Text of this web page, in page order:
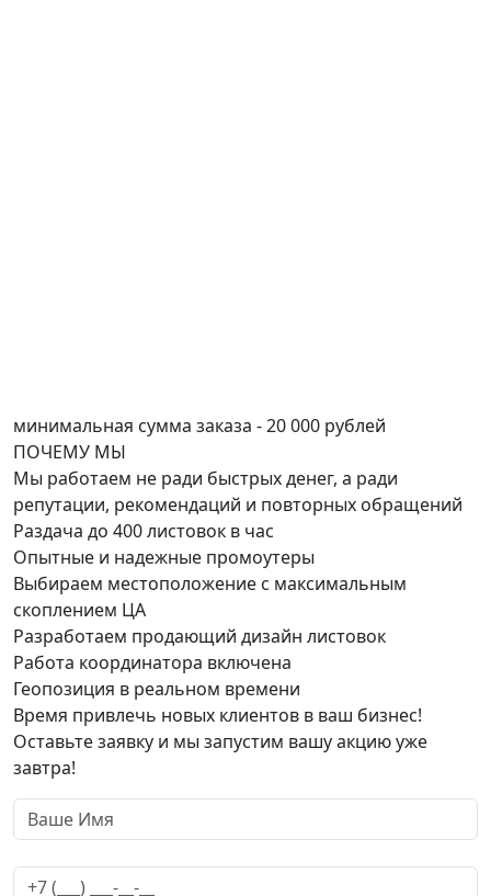
минимальная сумма заказа - 20 000 рублей
ПОЧЕМУ МЫ
Мы работаем не ради быстрых денег, а ради
репутации, рекомендаций и повторных обращений
Раздача до 400 листовок в час
Опытные и надежные промоутеры
Выбираем местоположение с максимальным
скоплением ЦА
Разработаем продающий дизайн листовок
Работа координатора включена
Геопозиция в реальном времени
Время привлечь новых клиентов в ваш бизнес!
Оставьте заявку и мы запустим вашу акцию уже
завтра!